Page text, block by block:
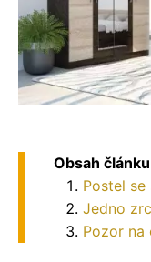
Obsah
Postel
Jedno
Pozor na